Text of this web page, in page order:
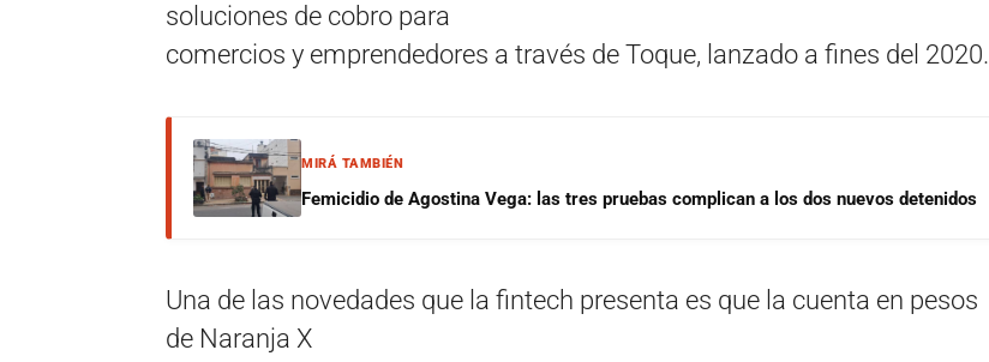
soluciones de cobro para
comercios y emprendedores a través de Toque, lanzado a fines del 2020.
MIRÁ TAMBIÉN
Femicidio de Agostina Vega: las tres pruebas complican a los dos nuevos detenidos
Una de las novedades que la fintech presenta es que la cuenta en pesos
de Naranja X